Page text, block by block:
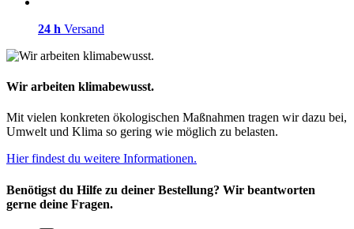
24 h Versand
Wir arbeiten klimabewusst.
Mit vielen konkreten ökologischen Maßnahmen tragen wir dazu bei,
Umwelt und Klima so gering wie möglich zu belasten.
Hier findest du weitere Informationen.
Benötigst du Hilfe zu deiner Bestellung? Wir beantworten
gerne deine Fragen.